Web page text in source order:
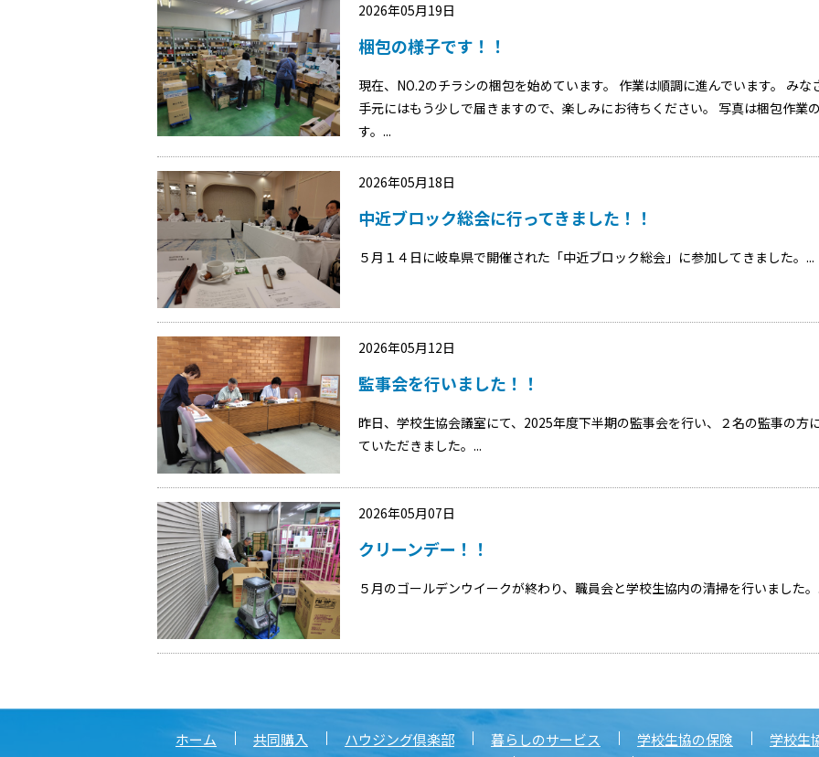
2026年05月19日
梱包の様子です！！
現在、NO.2のチラシの梱包を始めています。 作業は順調に進んでいます。 みな
手元にはもう少しで届きますので、楽しみにお待ちください。 写真は梱包作業
す。...
2026年05月18日
中近ブロック総会に行ってきました！！
５月１４日に岐阜県で開催された「中近ブロック総会」に参加してきました。...
2026年05月12日
監事会を行いました！！
昨日、学校生協会議室にて、2025年度下半期の監事会を行い、２名の監事の方
ていただきました。...
2026年05月07日
クリーンデー！！
５月のゴールデンウイークが終わり、職員会と学校生協内の清掃を行いました。
ホーム 共同購入 ハウジング倶楽部 暮らしのサービス 学校生協の保険 学校生